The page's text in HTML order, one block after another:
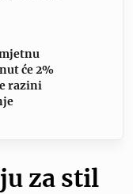
će 2%
razini
za stil